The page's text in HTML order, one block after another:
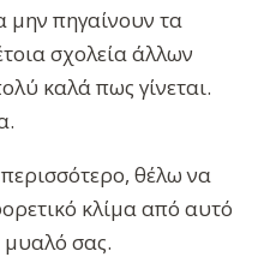
μην πηγαίνουν τα
σχολεία άλλων
καλά πως γίνεται.
θέλω να
κλίμα από αυτό
μυαλό σας.